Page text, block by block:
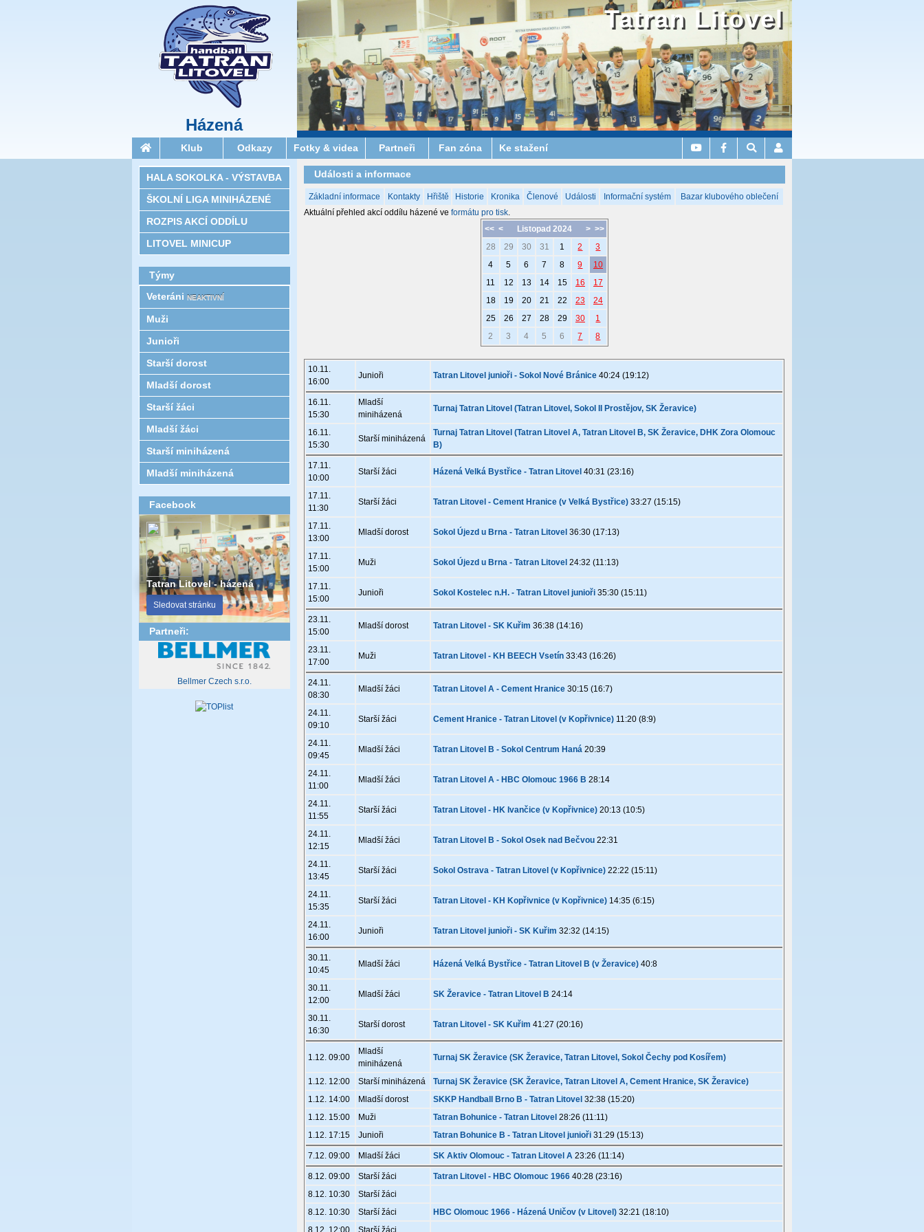
Házená
Tatran Litovel
Klub Odkazy Fotky & videa Partneři Fan zóna Ke stažení
Události a informace
Základní informace Kontakty Hřiště Historie Kronika Členové Události Informační systém
Bazar klubového oblečení
Aktuální přehled akcí oddílu házené ve formátu pro tisk.
<< < > >>
Listopad 2024
28
29 30 31 1 2
3
4
5 6 7 8 9
10
11
12 13 14 15 16
17
18
19 20 21 22 23
24
25
26 27 28 29 30
1
2
3 4 5 6 7 8
10.11.
16:00
Junioři Tatran Litovel junioři - Sokol Nové Bránice 40:24 (19:12)
16.11.
15:30
Mladší
miniházená
Turnaj Tatran Litovel (Tatran Litovel, Sokol II Prostějov, SK Žeravice)
16.11.
15:30
Starší miniházená
Turnaj Tatran Litovel (Tatran Litovel A, Tatran Litovel B, SK Žeravice, DHK Zora Olomouc
B)
17.11.
10:00
Starší žáci Házená Velká Bystřice - Tatran Litovel 40:31 (23:16)
17.11.
11:30
Starší žáci Tatran Litovel - Cement Hranice (v Velká Bystřice) 33:27 (15:15)
17.11.
13:00
Mladší dorost Sokol Újezd u Brna - Tatran Litovel 36:30 (17:13)
17.11.
15:00
Muži Sokol Újezd u Brna - Tatran Litovel 24:32 (11:13)
17.11.
15:00
Junioři Sokol Kostelec n.H. - Tatran Litovel junioři 35:30 (15:11)
23.11.
15:00
Mladší dorost Tatran Litovel - SK Kuřim 36:38 (14:16)
23.11.
17:00
Muži Tatran Litovel - KH BEECH Vsetín 33:43 (16:26)
24.11.
08:30
Mladší žáci Tatran Litovel A - Cement Hranice 30:15 (16:7)
24.11.
09:10
Starší žáci Cement Hranice - Tatran Litovel (v Kopřivnice) 11:20 (8:9)
24.11.
09:45
Mladší žáci Tatran Litovel B - Sokol Centrum Haná 20:39
24.11.
11:00
Mladší žáci Tatran Litovel A - HBC Olomouc 1966 B 28:14
24.11.
11:55
Starší žáci Tatran Litovel - HK Ivančice (v Kopřivnice) 20:13 (10:5)
24.11.
12:15
Mladší žáci Tatran Litovel B - Sokol Osek nad Bečvou 22:31
24.11.
13:45
Starší žáci Sokol Ostrava - Tatran Litovel (v Kopřivnice) 22:22 (15:11)
24.11.
15:35
Starší žáci Tatran Litovel - KH Kopřivnice (v Kopřivnice) 14:35 (6:15)
24.11.
16:00
Junioři Tatran Litovel junioři - SK Kuřim 32:32 (14:15)
30.11.
10:45
Mladší žáci Házená Velká Bystřice - Tatran Litovel B (v Žeravice) 40:8
30.11.
12:00
Mladší žáci SK Žeravice - Tatran Litovel B 24:14
30.11.
16:30
Starší dorost Tatran Litovel - SK Kuřim 41:27 (20:16)
1.12. 09:00
Mladší
miniházená
Turnaj SK Žeravice (SK Žeravice, Tatran Litovel, Sokol Čechy pod Kosířem)
1.12. 12:00 Starší miniházená
Turnaj SK Žeravice (SK Žeravice, Tatran Litovel A, Cement Hranice, SK Žeravice)
1.12. 14:00
Mladší dorost SKKP Handball Brno B - Tatran Litovel 32:38 (15:20)
1.12. 15:00
Muži Tatran Bohunice - Tatran Litovel 28:26 (11:11)
1.12. 17:15
Junioři Tatran Bohunice B - Tatran Litovel junioři 31:29 (15:13)
7.12. 09:00 Mladší žáci SK Aktiv Olomouc - Tatran Litovel A 23:26 (11:14)
8.12. 09:00 Starší žáci Tatran Litovel - HBC Olomouc 1966 40:28 (23:16)
8.12. 10:30
Starší žáci
8.12. 10:30
Starší žáci HBC Olomouc 1966 - Házená Uničov (v Litovel) 32:21 (18:10)
8.12. 12:00
Starší žáci
HALA SOKOLKA - VÝSTAVBA
ŠKOLNÍ LIGA MINIHÁZENÉ
ROZPIS AKCÍ ODDÍLU
LITOVEL MINICUP
Týmy
Veteráni NEAKTIVNÍ
Muži
Junioři
Starší dorost
Mladší dorost
Starší žáci
Mladší žáci
Starší miniházená
Mladší miniházená
Facebook
Tatran Litovel - házená
Sledovat stránku
Partneři:
Bellmer Czech s.r.o.